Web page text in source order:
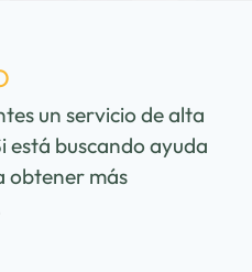
un servicio de alta
está buscando ayuda
obtener más